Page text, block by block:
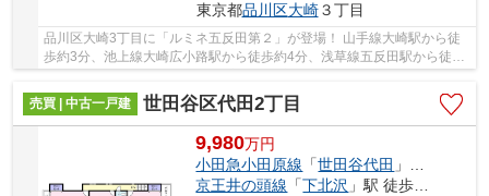
東京都品川区大崎３丁目
品川区大崎3丁目に「ルミネ五反田第２」が登場！ 山手線大崎駅から徒
歩約3分、池上線大崎広小路駅から徒歩約4分、浅草線五反田駅から徒歩
売買 | 中古一戸建
世田谷区代田2丁目
9,980万円
小田急小田原線 「世田谷代田 」駅 徒歩2分
京王井の頭線 「下北沢 」駅 徒歩8分